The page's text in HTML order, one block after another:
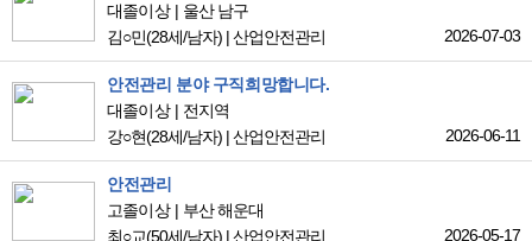
대졸이상
울산 남구
김○민(28세/남자) |산업안전관리 2026-07-03
안전관리 분야 구직희망합니다.
대졸이상
전지역
강○현(28세/남자) |산업안전관리 2026-06-11
안전관리
고졸이상
부산 해운대
최○교(50세/남자) |산업안전관리 2026-05-17